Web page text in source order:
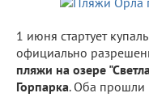
1 июня стартует
официально
пляжи на озере
Горпарка. Оба прошли